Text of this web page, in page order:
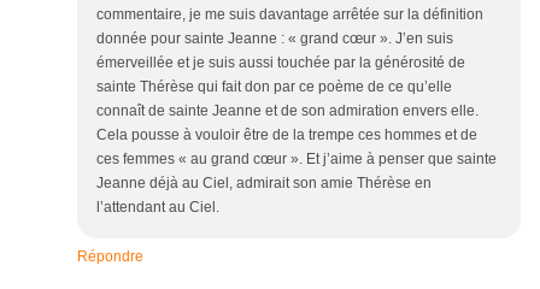
commentaire, je me suis davantage arrêtée sur la définition
donnée pour sainte Jeanne : « grand cœur ». J’en suis
émerveillée et je suis aussi touchée par la générosité de
sainte Thérèse qui fait don par ce poème de ce qu’elle
connaît de sainte Jeanne et de son admiration envers elle.
Cela pousse à vouloir être de la trempe ces hommes et de
ces femmes « au grand cœur ». Et j’aime à penser que sainte
Jeanne déjà au Ciel, admirait son amie Thérèse en
l’attendant au Ciel.
Répondre